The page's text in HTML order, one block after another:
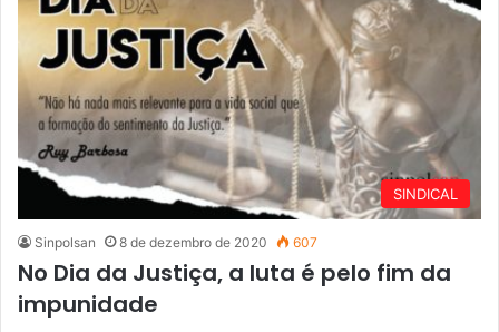
SINDICAL
Sinpolsan 8 de dezembro de 2020 607
No Dia da Justiça, a luta é pelo fim da
impunidade